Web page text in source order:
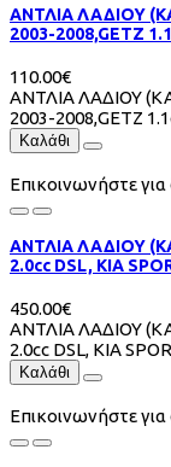
ΑΝΤΛΙΑ ΛΑΔΙΟΥ
2003-2008,GETZ
110.00€
ΑΝΤΛΙΑ ΛΑΔΙΟΥ
2003-2008,GETZ
Καλάθι
Επικοινωνήστε
ΑΝΤΛΙΑ ΛΑΔΙΟΥ
2.0cc DSL, KIA
450.00€
ΑΝΤΛΙΑ ΛΑΔΙΟΥ
2.0cc DSL, KIA
Καλάθι
Επικοινωνήστε